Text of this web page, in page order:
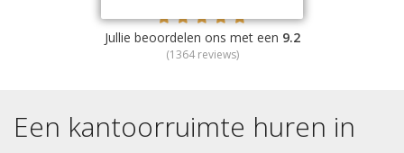
Jullie beoordelen ons met een 9.2
(1364reviews)
Een kantoorruimte huren in